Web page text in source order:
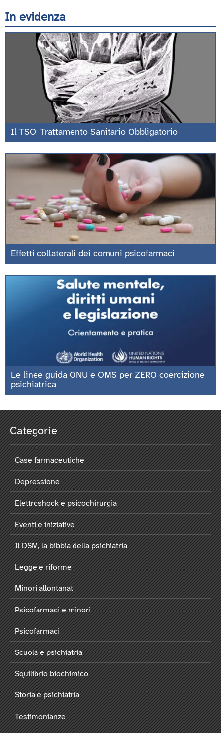
In evidenza
Il TSO: Trattamento Sanitario Obbligatorio
Effetti collaterali dei comuni psicofarmaci
Le linee guida ONU e OMS per ZERO coercizione
psichiatrica
Categorie
Case farmaceutiche
Depressione
Elettroshock e psicochirurgia
Eventi e iniziative
Il DSM, la bibbia della psichiatria
Legge e riforme
Minori allontanati
Psicofarmaci e minori
Psicofarmaci
Scuola e psichiatria
Squilibrio biochimico
Storia e psichiatria
Testimonianze